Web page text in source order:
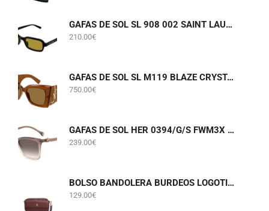
GAFAS DE SOL SL 908 002 SAINT LAURENT
210.00€
GAFAS DE SOL SL M119 BLAZE CRYSTAL 002 SAINT LAURENT
750.00€
GAFAS DE SOL HER 0394/G/S FWM3X CAROLINA HERRERA
239.00€
BOLSO BANDOLERA BURDEOS LOGOTIPADO TOMMY HILFIGER AWA0W18922
129.00€